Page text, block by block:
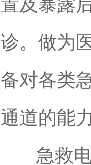
诊。做为
备对各类
通道的能
急救电